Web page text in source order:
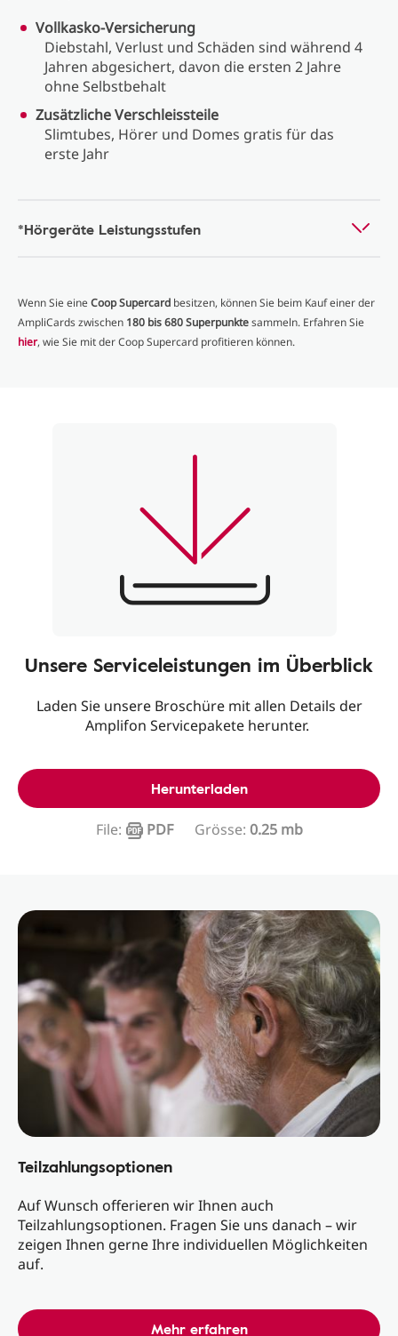
Vollkasko-Versicherung
Diebstahl, Verlust und Schäden sind während 4
Jahren abgesichert, davon die ersten 2 Jahre
ohne Selbstbehalt
Zusätzliche Verschleissteile
Slimtubes, Hörer und Domes gratis für das
erste Jahr
*Hörgeräte Leistungsstufen
Wenn Sie eineCoop Supercard besitzen, können Sie beim Kauf einer der
AmpliCards zwischen 180 bis 680 Superpunktesammeln. Erfahren Sie
hier, wie Sie mit der Coop Supercard profitieren können.
Unsere Serviceleistungen im Überblick
Laden Sie unsere Broschüre mit allen Details der
Amplifon Servicepakete herunter.
Herunterladen
File: PDF Grösse: 0.25 mb
Teilzahlungsoptionen
Auf Wunsch offerieren wir Ihnen auch
Teilzahlungsoptionen. Fragen Sie uns danach – wir
zeigen Ihnen gerne Ihre individuellen Möglichkeiten
auf.
Mehr erfahren